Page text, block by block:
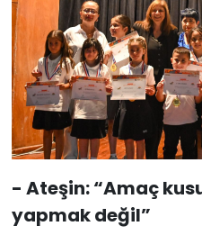
- Ateşin: “Amaç
yapmak değil”